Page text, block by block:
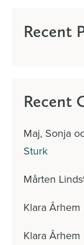
Recent
Recent
Maj, Sonja
Sturk
Mårten
Klara
Klara